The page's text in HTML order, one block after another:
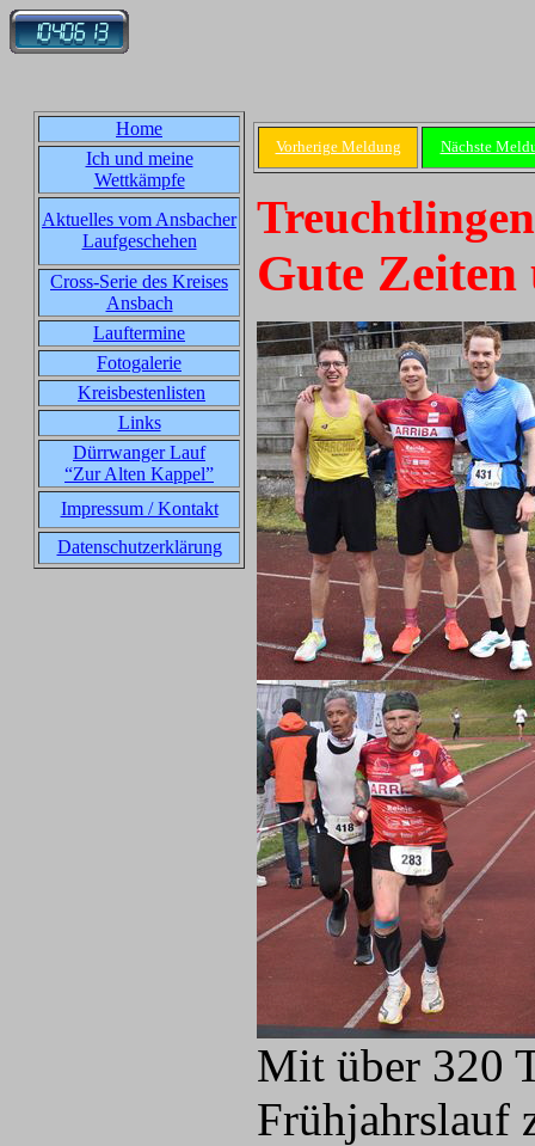
Home
Ich und meine
Wettkämpfe
Aktuelles vom Ansbacher
Laufgeschehen
Cross-Serie des Kreises
Ansbach
Lauftermine
Fotogalerie
Kreisbestenlisten
Links
Dürrwanger Lauf
“Zur Alten Kappel”
Impressum / Kontakt
Datenschutzerklärung
Vorherige Meldung Nächste
Gute
Mit über 320
Frühjahrslauf